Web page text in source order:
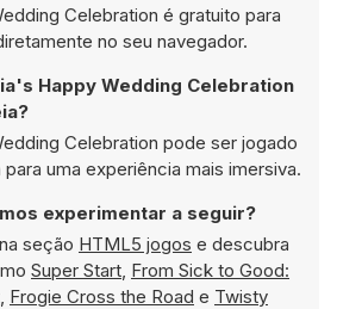
Celebration é gratuito para
no seu navegador.
Happy Wedding Celebration
Celebration pode ser jogado
uma experiência mais imersiva.
experimentar a seguir?
seção HTML5 jogos e descubra
Super Start, From Sick to Good:
, Frogie Cross the Road e Twisty